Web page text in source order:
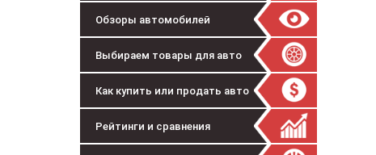
Обзоры автомобилей
Выбираем товары для авто
Как купить или продать авто
Рейтинги и сравнения